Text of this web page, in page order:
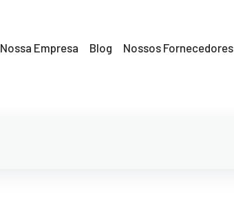
Nossa Empresa Blog Nossos Fornecedores